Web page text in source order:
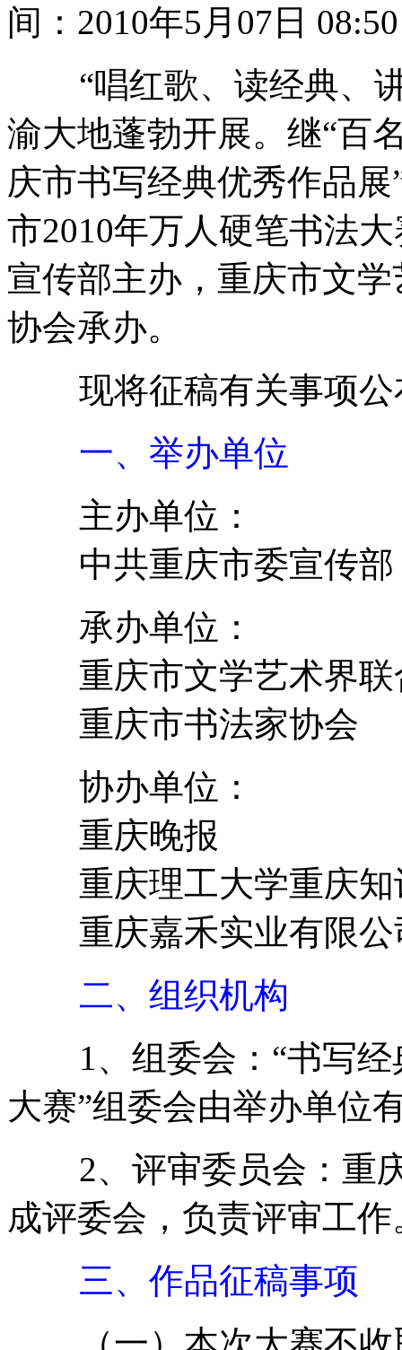
间：2010年5月07日 08:50
“唱红歌、读经典、讲
渝大地蓬勃开展。继“百
庆市书写经典优秀作品
市2010年万人硬笔书法
宣传部主办，重庆市文
协会承办。
现将征稿有关事项公
一、举办单位
主办单位：
中共重庆市委宣传部
承办单位：
重庆市文学艺术界联
重庆市书法家协会
协办单位：
重庆晚报
重庆理工大学重庆知
重庆嘉禾实业有限公
二、组织机构
1、组委会：“书写经
大赛”组委会由举办单位
2、评审委员会：重庆
成评委会，负责评审工作
三、作品征稿事项